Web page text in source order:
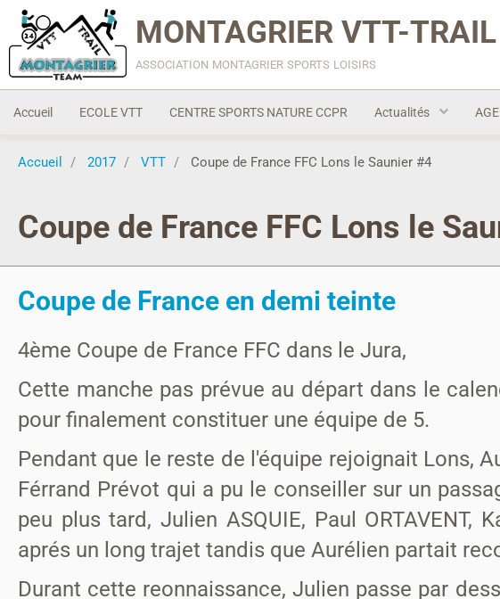
MONTAGRIER VTT-TRAIL
association montagrier sports loisirs
Accueil ECOLE VTT CENTRE SPORTS NATURE CCPR Actualités
Accueil 2017 VTT Coupe de France FFC Lons le Saunier #4
Coupe de France FFC Lons le
Coupe de France en demi teinte
4ème Coupe de France FFC dans le Jura,
Cette manche pas prévue au départ dans le
pour finalement constituer une équipe de 5.
Pendant que le reste de l'équipe rejoignait Lons,
Férrand Prévot qui a pu le conseiller sur un
peu plus tard, Julien ASQUIE, Paul ORTAVENT,
aprés un long trajet tandis que Aurélien partait
Durant cette reonnaissance, Julien passe par